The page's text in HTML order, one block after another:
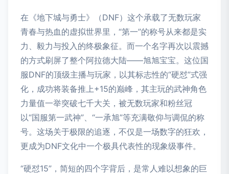
在《地下城与勇士》（DNF）这个承载了无数玩家
青春与热血的虚拟世界里，“第一”的称号从来都是实
力、毅力与投入的终极象征。而一个名字再次以震撼
的方式刷屏了整个阿拉德大陆——旭旭宝宝。这位国
服DNF的顶级主播与玩家，以其标志性的“硬怼”式强
化，成功将装备推上+15的巅峰，其主玩的武神角色
力量值一举突破七千大关，被无数玩家和粉丝冠
以“国服第一武神”、“一承旭”等充满敬仰与调侃的称
号。这场关于极限的追逐，不仅是一场数字的狂欢，
更成为DNF文化中一个极具代表性的现象级事件。
“硬怼15”，简短的四个字背后，是常人难以想象的巨